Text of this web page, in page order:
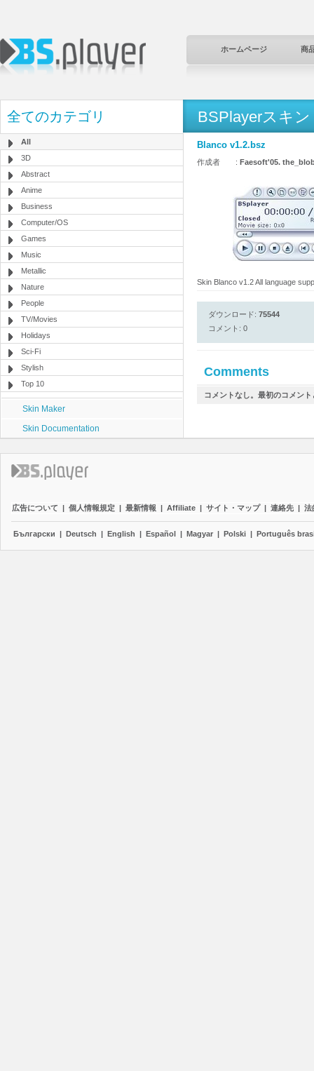
ホームページ 商
全てのカテゴリ
All
3D
Abstract
Anime
Business
Computer/OS
Games
Music
Metallic
Nature
People
TV/Movies
Holidays
Sci-Fi
Stylish
Top 10
Skin Maker
Skin Documentation
BSPlayerスキン
Blanco v1.2.bsz
作成者 : Faesoft'05.
Skin Blanco v1.2 All language
ダウンロード: 75544
コメント: 0
Comments
コメントなし。最初のコメン
広告について | 個人情報規定 | 最新情報 | Affiliate | サイト・マップ | 連絡先 | 法
Български | Deutsch | English | Español | Magyar | Polski | Português